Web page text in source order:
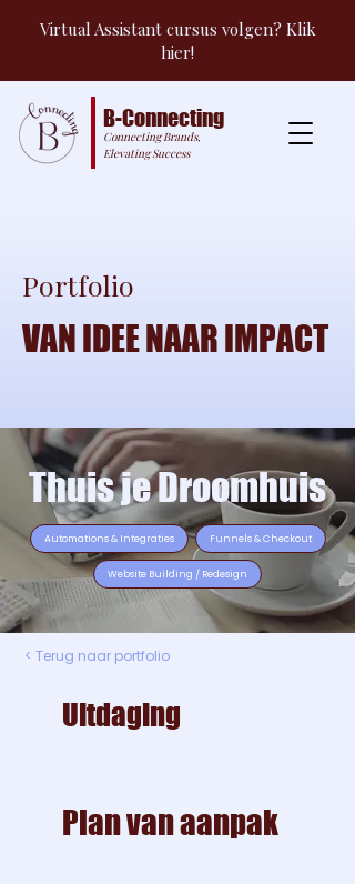
B-Connecting
Connecting Brands,
Elevating Success
Virtual Assistant cursus volgen? Klik
hier!
Portfolio
VAN IDEE NAAR IMPACT
Thuis je Droomhuis
Automations & Integraties Funnels & Checkout
Website Building / Redesign
< Terug naar portfolio
Uitdaging
Plan van aanpak